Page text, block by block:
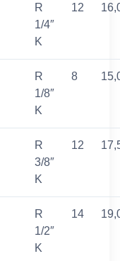
R
1/4″
K
12
R
1/8″
K
8
R
3/8″
K
12
R
1/2″
K
14